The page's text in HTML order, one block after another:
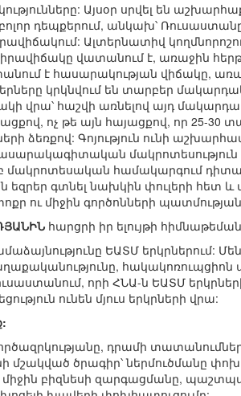
Այսօր սրվել են
բոլոր դեպքերում, անկախ՝
Ալտերնատիվ
իրավիճակը վատանում է, առաջին
է հասարակության վիճակը,
կրկնվում են տարբեր
վրա՝ հաշվի առնելով այդ
ոչ թե այն հայացքով, որ 25-30
Գոյություն ունի
համակարգում
եզրեր գտնել նախկին փուլերի հետ
ու միջին գործոնների
հարցրի իր ելույթի
ԵԱՏՄ երկրներում:
հակակոռուպցիոն
որի ՀՆԱ-ն ԵԱՏՄ
ունեն մյուս երկրների վրա:
դրամի
մշակված ծրագիր՝ ներմուծմանը
բիզնեսի զարգացմանը,